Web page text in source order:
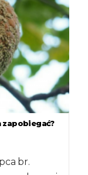
zapobiegać?
br.